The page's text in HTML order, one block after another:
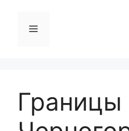
содержимому
Меню
Границы